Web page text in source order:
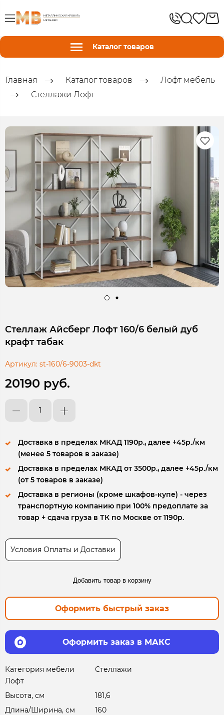
Каталог товаров
Главная Каталог товаров
Лофт мебель
Стеллажи Лофт
Стеллаж Айсберг Лофт 160/6 белый дуб
крафт табак
Артикул: st-160/6-9003-dkt
20190 руб.
Доставка в пределах МКАД 1190р., далее +45р./км
(менее 5 товаров в заказе)
Доставка в пределах МКАД от 3500р., далее +45р./км
(от 5 товаров в заказе)
Доставка в регионы (кроме шкафов-купе) - через
транспортную компанию при 100% предоплате за
товар + сдача груза в ТК по Москве от 1190р.
Условия Оплаты и Доставки
Добавить товар в корзину
Оформить быстрый заказ
Оформить заказ в МАКС
Категория мебели
Лофт
Стеллажи
Высота, см
181,6
Длина/Ширина, см
160